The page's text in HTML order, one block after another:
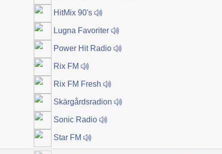
HitMix 90's
Lugna Favoriter
Power Hit Radio
Rix FM
Rix FM Fresh
Skärgårdsradion
Sonic Radio
Star FM